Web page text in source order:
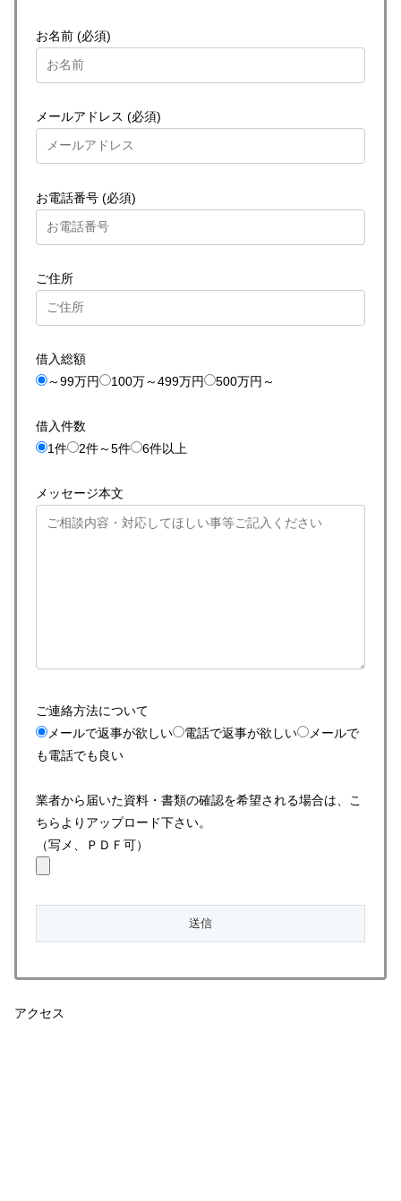
お名前 (必須)
メールアドレス (必須)
お電話番号 (必須)
ご住所
借入総額
～99万円
100万～499万円 500万円～
借入件数
1件
2件～5件 6件以上
メッセージ本文
ご連絡方法について
メールで返事が欲しい
電話で返事が欲しい
メールで
も電話でも良い
業者から届いた資料・書類の確認を希望される場合は、こ
ちらよりアップロード下さい。
（写メ、ＰＤＦ可）
アクセス